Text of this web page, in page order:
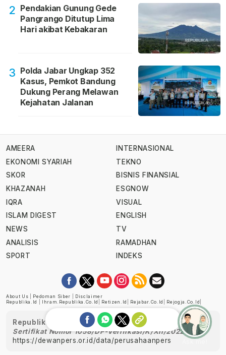
2 Pendakian Gunung Gede
Pangrango Ditutup Lima
Hari akibat Kebakaran
3 Polda Jabar Ungkap 352
Kasus, Pemkot Bandung
Dukung Perang Melawan
Kejahatan Jalanan
AMEERA
EKONOMI SYARIAH
SKOR
KHAZANAH
IQRA
ISLAM DIGEST
NEWS
ANALISIS
SPORT
INTERNASIONAL
TEKNO
BISNIS FINANSIAL
ESGNOW
VISUAL
ENGLISH
TV
RAMADHAN
INDEKS
About Us Pedoman Siber
Disclaimer
Republika.id
Ihram.republika.co.id Retizen.id Rejabar.co.id Rejogja.co.id
Republika telah diverifikasi oleh Dewan Pers
Sertifikat Nomor 1058/DP-Verifikasi/K/XII/2022
https://dewanpers.or.id/data/perusahaanpers